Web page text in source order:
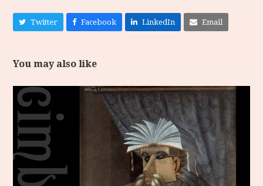
Twitter Facebook LinkedIn Email
You may also like